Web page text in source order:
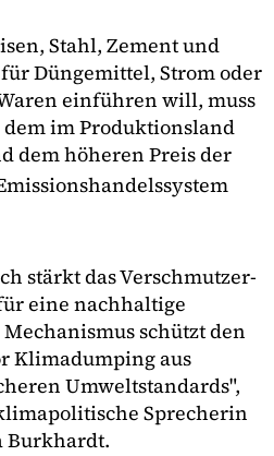
Stahl, Zement und
Düngemittel, Strom oder
einführen will, muss
im Produktionsland
dem höheren Preis der
stärkt das Verschmutzer-
eine nachhaltige
schützt den
Klimadumping aus
Umweltstandards",
Sprecherin
Burkhardt.